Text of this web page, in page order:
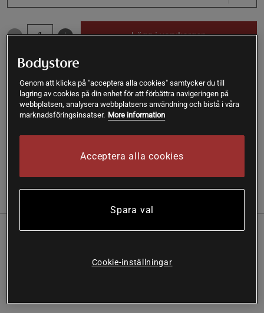
Lägg i varukorgen
Fri frakt över 199 kr
SKU #1687-200R | EAN7350127660568
formande stöd och lyft för prestation på nästa nivå.
kompression. Välj mellan två olika utföranden för att
Genom att klicka på "acceptera alla cookies" samtycker du till
lagring av cookies på din enhet för att förbättra navigeringen på
webbplatsen, analysera webbplatsens användning och bistå i våra
marknadsföringsinsatser. More information
Acceptera alla cookies
Spara val
Cookie-inställningar